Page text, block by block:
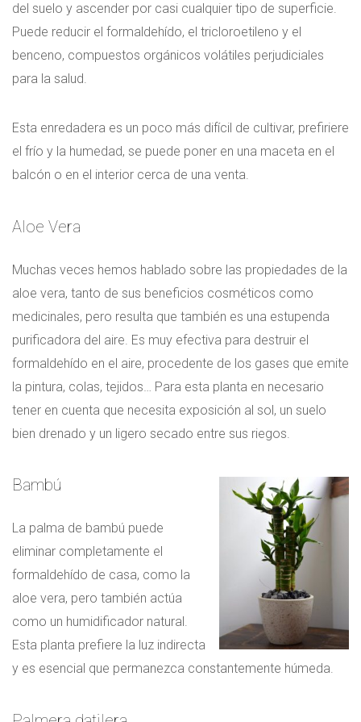
del suelo y ascender por casi cualquier tipo de superficie.
Puede reducir el formaldehído, el tricloroetileno y el
benceno, compuestos orgánicos volátiles perjudiciales
para la salud.
Esta enredadera es un poco más difícil de cultivar, prefiriere
el frío y la humedad, se puede poner en una maceta en el
balcón o en el interior cerca de una venta.
Aloe Vera
Muchas veces hemos hablado sobre las propiedades de la
aloe vera, tanto de sus beneficios cosméticos como
medicinales, pero resulta que también es una estupenda
purificadora del aire. Es muy efectiva para destruir el
formaldehído en el aire, procedente de los gases que emite
la pintura, colas, tejidos… Para esta planta en necesario
tener en cuenta que necesita exposición al sol, un suelo
bien drenado y un ligero secado entre sus riegos.
Bambú
La palma de bambú puede
eliminar completamente el
formaldehído de casa, como la
aloe vera, pero también actúa
como un humidificador natural.
Esta planta prefiere la luz indirecta
y es esencial que permanezca constantemente húmeda.